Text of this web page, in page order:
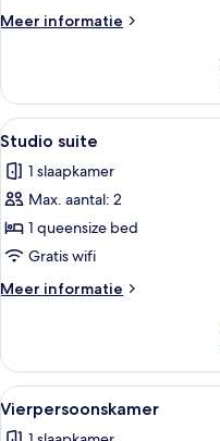
Meer informatie
Meer
tweepersoonskamer
Alle
foto's
voor
Studio
suite
laden
6
Studio suite
1 slaapkamer
Max. aantal: 2
1 queensize bed
Gratis wifi
Meer informatie
Meer
suite
Alle
foto's
12
Vierpersoonskamer